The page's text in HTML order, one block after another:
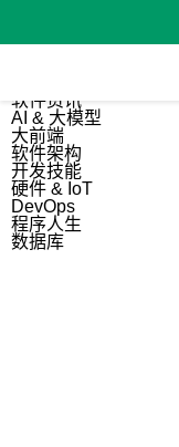
软件资讯
AI & 大模型
大前端
软件架构
开发技能
硬件 & IoT
DevOps
程序人生
数据库